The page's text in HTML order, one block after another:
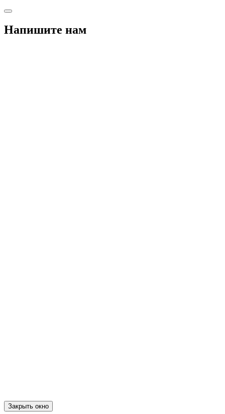
Напишите нам
Закрыть окно